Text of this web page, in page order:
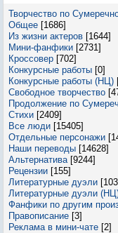
Творчество по
Общее [1686]
Из жизни актеров [1644]
Мини-фанфики [2731]
Кроссовер [702]
Конкурсные работы [0]
Конкурсные работы (НЦ)
Свободное творчество
Продолжение по
Стихи [2409]
Все люди [15405]
Отдельные персонажи
Наши переводы [14628]
Альтернатива [9244]
Рецензии [155]
Литературные дуэли
Литературные дуэли
Фанфики по другим
Правописание [3]
Реклама в мини-чате [2]